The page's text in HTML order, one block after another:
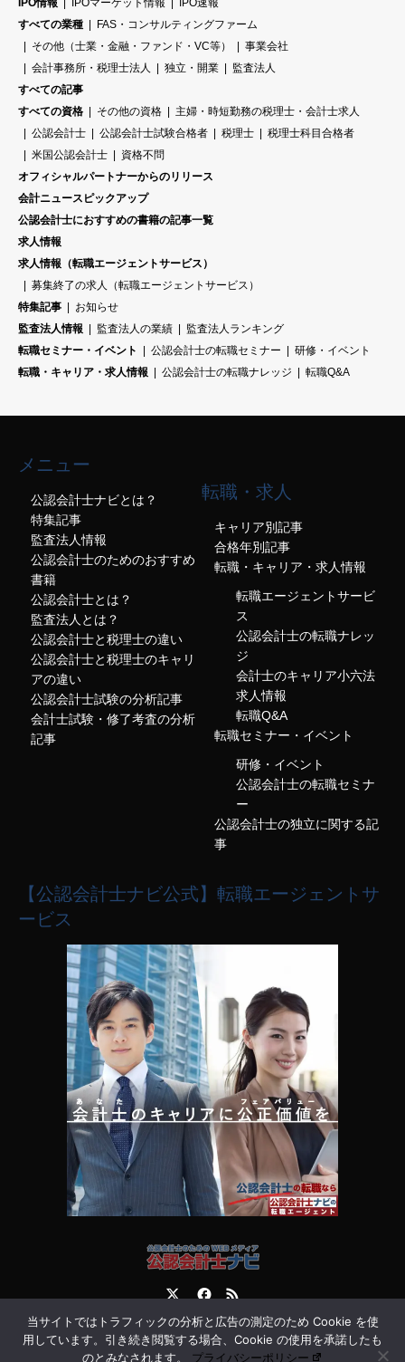
すべての業種
FAS・コンサルティングファーム
その他（士業・金融・ファンド・VC等）
事業会社
会計事務所・税理士法人
独立・開業
監査法人
すべての記事
すべての資格
その他の資格
主婦・時短勤務の税理士・会計士求人
公認会計士
公認会計士試験合格者 税理士
税理士科目合格者
米国公認会計士
資格不問
オフィシャルパートナーからのリリース
会計ニュースピックアップ
公認会計士におすすめの書籍の記事一覧
求人情報
求人情報（転職エージェントサービス）
募集終了の求人（転職エージェントサービス）
特集記事
お知らせ
監査法人情報
監査法人の業績
監査法人ランキング
転職セミナー・イベント
公認会計士の転職セミナー
研修・イベント
転職・キャリア・求人情報
公認会計士の転職ナレッジ 転職Q&A
メニュー
公認会計士ナビとは？
特集記事
監査法人情報
公認会計士のためのおすすめ
書籍
公認会計士とは？
監査法人とは？
公認会計士と税理士の違い
公認会計士と税理士のキャリ
アの違い
公認会計士試験の分析記事
会計士試験・修了考査の分析
記事
転職・求人
キャリア別記事
合格年別記事
転職・キャリア・求人情報
転職エージェントサービ
ス
公認会計士の転職ナレッ
ジ
会計士のキャリア小六法
求人情報
転職Q&A
転職セミナー・イベント
研修・イベント
公認会計士の転職セミナ
ー
公認会計士の独立に関する記
事
【公認会計士ナビ公式】転職エージェントサ
ービス
運営会社 お問合せ
当サイトではトラフィックの分析と広告の測定のため Cookie を使
用しています。引き続き閲覧する場合、Cookie の使用を承諾したも
のとみなされます。 プライバシーポリシー